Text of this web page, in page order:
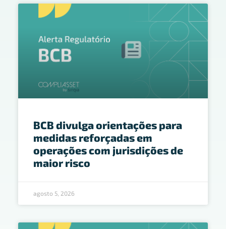
BCB divulga orientações para
medidas reforçadas em
operações com jurisdições de
maior risco
agosto 5, 2026